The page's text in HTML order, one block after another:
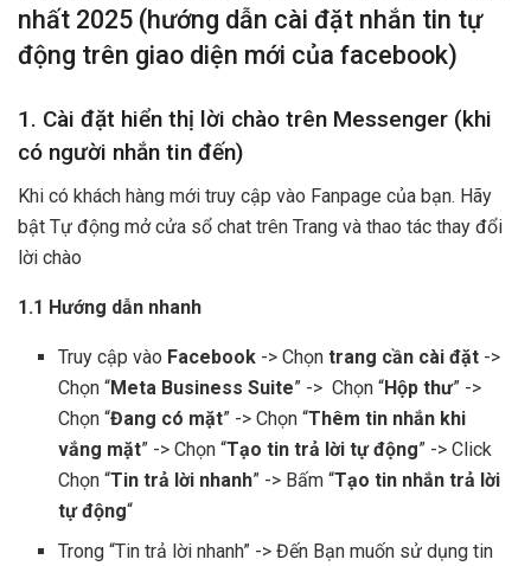
nhất 2025 (hướng dẫn cài đặt nhắn tin tự
động trên giao diện mới của facebook)
1. Cài đặt hiển thị lời chào trên Messenger (khi
có người nhắn tin đến)
Khi có khách hàng mới truy cập vào Fanpage của bạn. Hãy
bật Tự động mở cửa sổ chat trên Trang và thao tác thay đổi
lời chào
1.1 Hướng dẫn nhanh
Truy cập vào Facebook -> Chọntrang cần cài đặt ->
Chọn “Meta Business Suite” -> Chọn “Hộp thư” ->
Chọn “Đang có mặt” -> Chọn “Thêm tin nhắn khi
vắng mặt” -> Chọn “Tạo tin trả lời tự động” -> Click
Chọn “Tin trả lời nhanh” -> Bấm “Tạo tin nhắn trả lời
tự động“
Trong “Tin trả lời nhanh” -> Đến Bạn muốn sử dụng tin